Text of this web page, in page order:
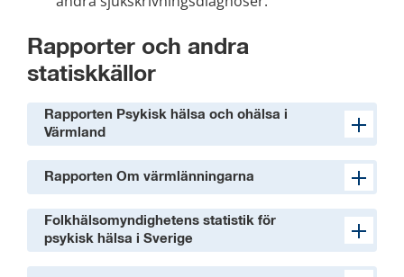
Rapporter och andra
statiskkällor
Rapporten Psykisk hälsa och ohälsa i
Värmland
Rapporten Om värmlänningarna
Folkhälsomyndighetens statistik för
psykisk hälsa i Sverige